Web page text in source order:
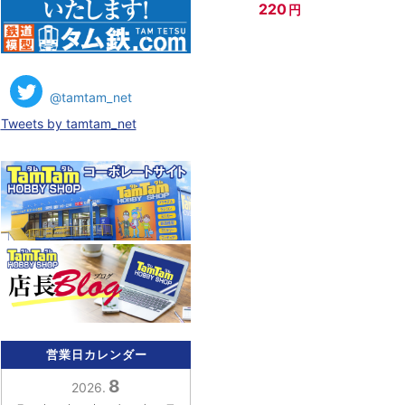
220 円
@tamtam_net
Tweets by tamtam_net
営業日カレンダー
2026. 8